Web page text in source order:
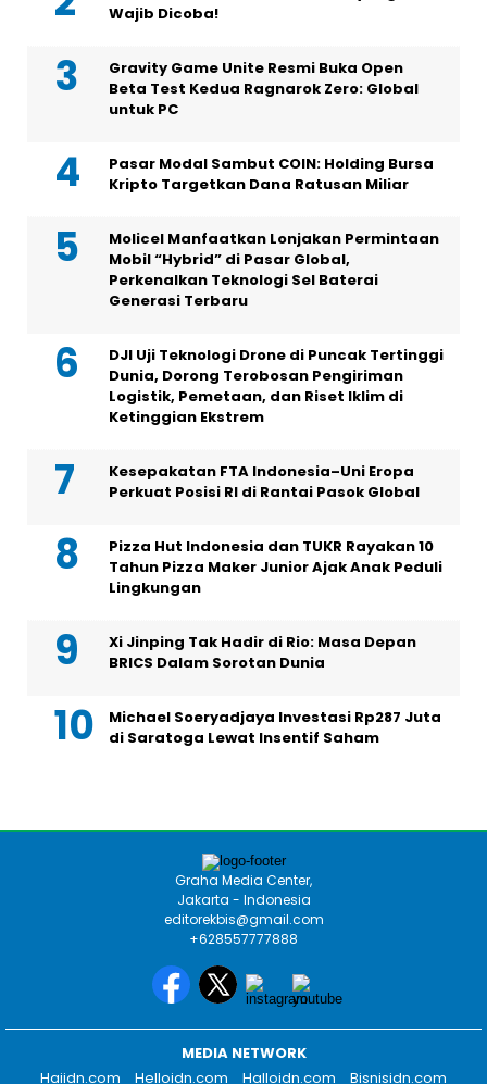
Wajib Dicoba!
Gravity Game Unite Resmi Buka Open
Beta Test Kedua Ragnarok Zero: Global
untuk PC
Pasar Modal Sambut COIN: Holding Bursa
Kripto Targetkan Dana Ratusan Miliar
Molicel Manfaatkan Lonjakan Permintaan
Mobil “Hybrid” di Pasar Global,
Perkenalkan Teknologi Sel Baterai
Generasi Terbaru
DJI Uji Teknologi Drone di Puncak Tertinggi
Dunia, Dorong Terobosan Pengiriman
Logistik, Pemetaan, dan Riset Iklim di
Ketinggian Ekstrem
Kesepakatan FTA Indonesia–Uni Eropa
Perkuat Posisi RI di Rantai Pasok Global
Pizza Hut Indonesia dan TUKR Rayakan 10
Tahun Pizza Maker Junior Ajak Anak Peduli
Lingkungan
Xi Jinping Tak Hadir di Rio: Masa Depan
BRICS Dalam Sorotan Dunia
Michael Soeryadjaya Investasi Rp287 Juta
di Saratoga Lewat Insentif Saham
Graha Media Center,
Jakarta - Indonesia
editorekbis@gmail.com
+628557777888
MEDIA NETWORK
Haiidn.com
Helloidn.com Halloidn.com
Bisnisidn.com